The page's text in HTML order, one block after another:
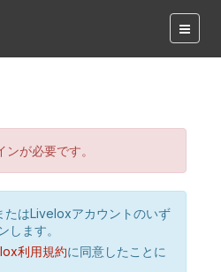
が必要です。
はLiveloxアカウントのいず
します。
利用規約に同意したことに